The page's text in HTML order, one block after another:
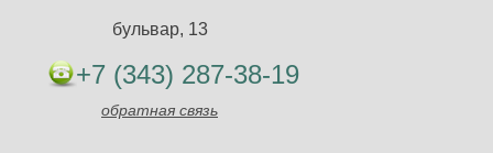
бульвар, 13
+7 (343) 287-38-19
обратная связь